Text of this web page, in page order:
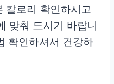
칼로리 확인하시고
맞춰 드시기 바랍니
확인하셔서 건강하